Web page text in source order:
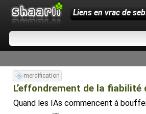
Liens en vrac de
merdification
L’effondrement de la
Quand les IAs commencent à